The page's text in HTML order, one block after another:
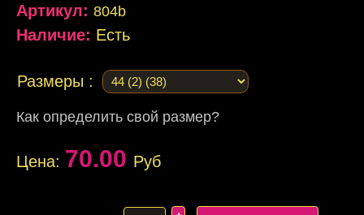
Артикул: 804b
Наличие: Есть
Размеры :
Как определить свой размер?
Цена: 70.00 Руб